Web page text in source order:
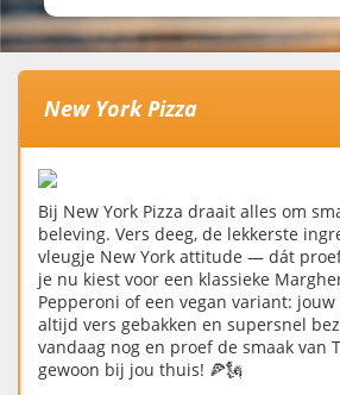
New York Pizza
Bij New York Pizza draait alles om
beleving. Vers deeg, de lekkerste
vleugje New York attitude — dát
je nu kiest voor een klassieke
Pepperoni of een vegan variant:
altijd vers gebakken en supersnel
vandaag nog en proef de smaak van
gewoon bij jou thuis! 🍕🗽